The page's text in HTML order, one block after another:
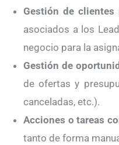
Gestión de clientes
asociados a los
negocio para la
Gestión de
de ofertas y
canceladas, etc.).
Acciones o tareas
tanto de forma